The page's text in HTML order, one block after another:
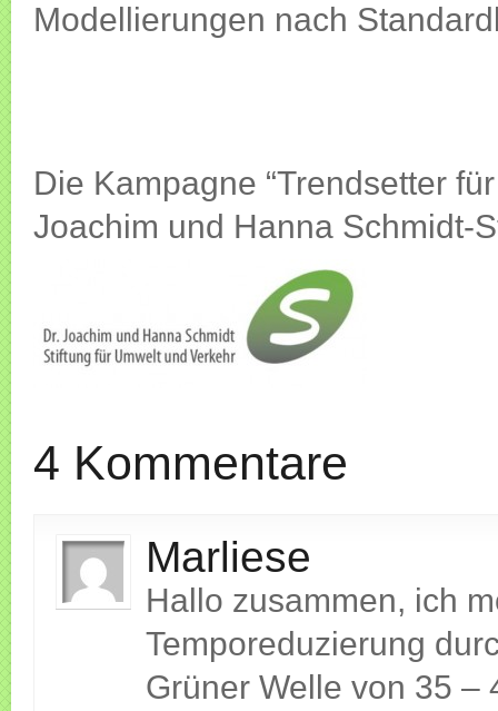
Modellierungen nach
Die Kampagne “Trendsetter
Joachim und Hanna Schmidt-
4 Kommentare
Marliese
Hallo zusammen, ich
Temporeduzierung
Grüner Welle von 35 –